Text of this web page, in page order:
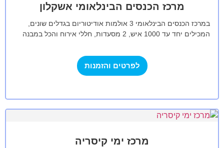
מרכז הכנסים הבינלאומי אשקלון
במרכז הכנסים הבינלאומי 3 אולמות אודיטוריום בגדלים שונים,
המכילים יחד עד 1000 איש, 2 מסעדות, חללי אירוח והכל במבנה
לפרטים והזמנות
מרכז ימי קיסריה